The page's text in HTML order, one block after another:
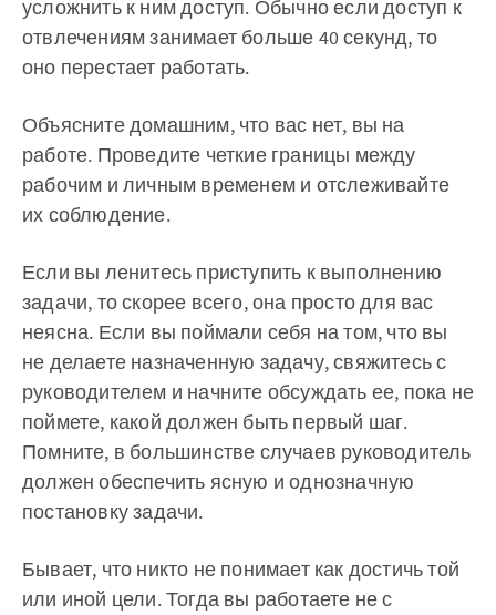
усложнить к ним доступ. Обычно если доступ к
отвлечениям занимает больше 40 секунд, то
оно перестает работать.
Объясните домашним, что вас нет, вы на
работе. Проведите четкие границы между
рабочим и личным временем и отслеживайте
их соблюдение.
Если вы ленитесь приступить к выполнению
задачи, то скорее всего, она просто для вас
неясна. Если вы поймали себя на том, что вы
не делаете назначенную задачу, свяжитесь с
руководителем и начните обсуждать ее, пока не
поймете, какой должен быть первый шаг.
Помните, в большинстве случаев руководитель
должен обеспечить ясную и однозначную
постановку задачи.
Бывает, что никто не понимает как достичь той
или иной цели. Тогда вы работаете не с